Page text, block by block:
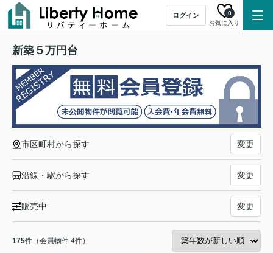
ログイン
お気に入り
0
新築５万円台
市区町村から探す 変更
沿線・駅から探す 変更
販売中 変更
175件（会員物件 4件）